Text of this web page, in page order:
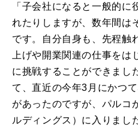
「子会社になると一般的に
れたりしますが、数年間は
です。自分自身も、先程触
上げや開業関連の仕事をは
に挑戦することができまし
て、直近の今年3月にかつ
があったのですが、パルコ
ルディングス）に入りまし